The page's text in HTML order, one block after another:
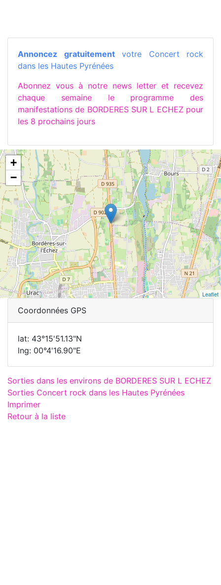
Annoncez gratuitementvotre Concert rock
dans les Hautes Pyrénées
Abonnez vous à notre news letter et recevez
chaque semaine le programme des
manifestations de BORDERES SUR L ECHEZ pour
les 8 prochains jours
+
−
Leaflet
Coordonnées GPS
lat: 43°15'51.13"N
lng: 00°4'16.90"E
Sorties dans les environs de BORDERES SUR L ECHEZ
Sorties Concert rock dans les Hautes Pyrénées
Imprimer
Retour à la liste